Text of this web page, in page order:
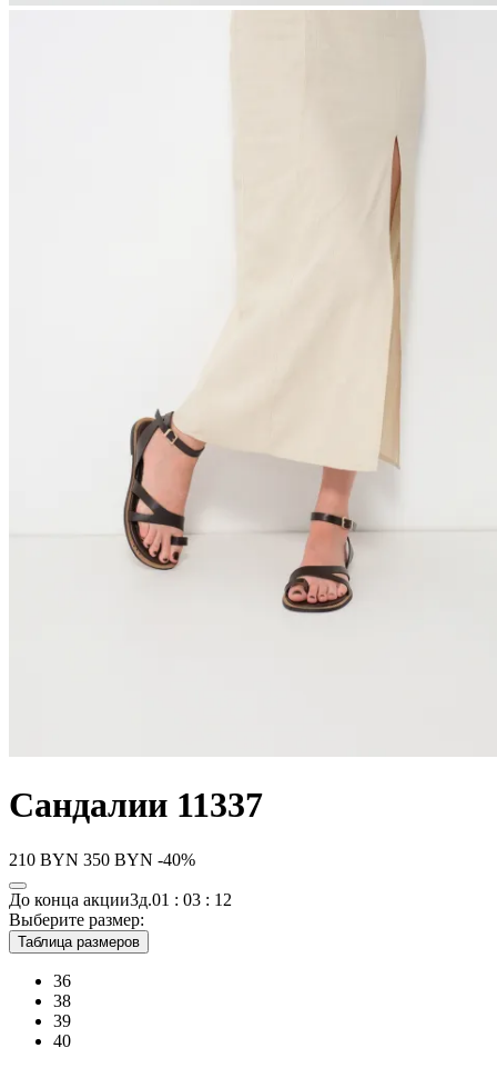
Сандалии 11337
210 BYN 350 BYN -40%
До конца акции3д.01 : 03 : 12
Выберите размер:
Таблица размеров
36
38
39
40